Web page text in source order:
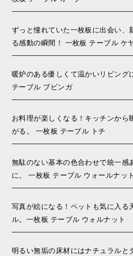
ずっと憧れていた一枚板に出会い、
る感動の瞬間！ 一枚板 テーブル ケ
暖炉のある優しくて温かいリビング
テーブル ブビンガ
お料理が楽しくなる！キッチンか
がる。 一枚板 テーブル トチ
無駄のない基本の色合わせで統一感
に。 一枚板 テーブル ウォールナッ
写真が絵になる！ペットも気に入る
ル。一枚板 テーブル ウォルナット
明るい無垢の床材にはナチュラルと